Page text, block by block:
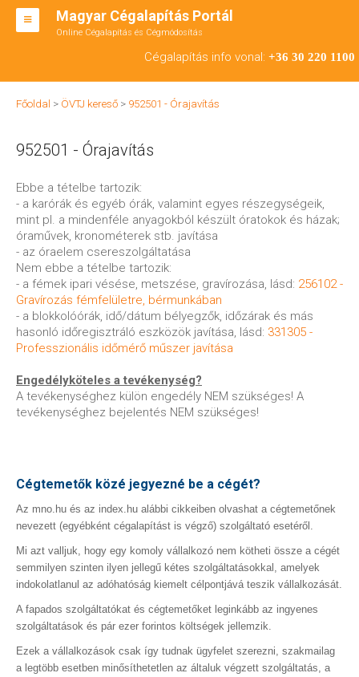
Magyar Cégalapítás Portál
Online Cégalapítás és Cégmódosítás
Cégalapítás info vonal: +36 30 220 1100
BT ALAPÍTÁS
CÉGMÓDOSÍTÁS
ÁTALAKULÁS
TEÁOR SZÁMOK '08
ENGEDÉLYKÖTELES
KAPCSOLAT
IRODÁK
Főoldal > ÖVTJ kereső > 952501 - Órajavítás
952501 - Órajavítás
Ebbe a tételbe tartozik:
- a karórák és egyéb órák, valamint egyes részegységeik,
mint pl. a mindenféle anyagokból készült óratokok és házak;
óraművek, kronométerek stb. javítása
- az óraelem csereszolgáltatása
Nem ebbe a tételbe tartozik:
- a fémek ipari vésése, metszése, gravírozása, lásd: 256102 -
Gravírozás fémfelületre, bérmunkában
- a blokkolóórák, idő/dátum bélyegzők, időzárak és más
hasonló időregisztráló eszközök javítása, lásd: 331305 -
Professzionális időmérő műszer javítása
Engedélyköteles a tevékenység?
A tevékenységhez külön engedély NEM szükséges! A
tevékenységhez bejelentés NEM szükséges!
Cégtemetők közé jegyezné be a cégét?
Az mno.hu és az index.hu alábbi cikkeiben olvashat a cégtemetőnek
nevezett (egyébként cégalapítást is végző) szolgáltató esetéről.
Mi azt valljuk, hogy egy komoly vállalkozó nem kötheti össze a cégét
semmilyen szinten ilyen jellegű kétes szolgáltatásokkal, amelyek
indokolatlanul az adóhatóság kiemelt célpontjává teszik vállalkozását.
A fapados szolgáltatókat és cégtemetőket leginkább az ingyenes
szolgáltatások és pár ezer forintos költségek jellemzik.
Ezek a vállalkozások csak így tudnak ügyfelet szerezni, szakmailag
a legtöbb esetben minősíthetetlen az általuk végzett szolgáltatás, a